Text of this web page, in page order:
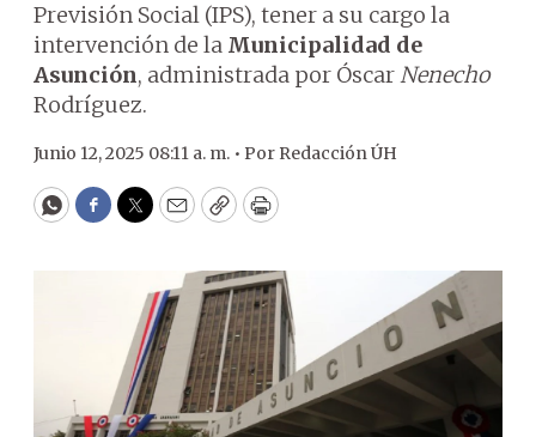
Previsión Social (IPS), tener a su cargo la
intervención de la Municipalidad de
Asunción, administrada por ÓscarNenecho
Rodríguez.
Junio 12, 2025 08:11 a. m. • Por Redacción ÚH
WhatsApp
Facebook
Twitter
EmailCopyPrint